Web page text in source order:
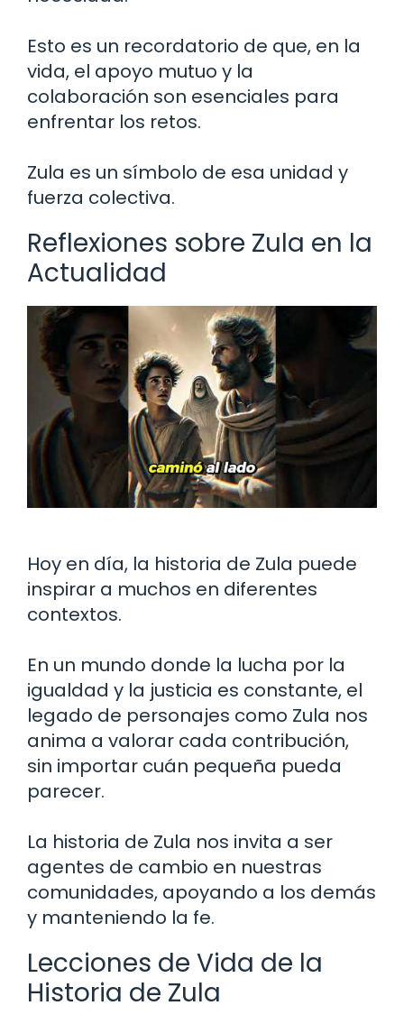
Esto es un recordatorio de que, en la
vida, el apoyo mutuo y la
colaboración son esenciales para
enfrentar los retos.
Zula es un símbolo de esa unidad y
fuerza colectiva.
Reflexiones sobre Zula en la
Actualidad
Hoy en día, la historia de Zula puede
inspirar a muchos en diferentes
contextos.
En un mundo donde la lucha por la
igualdad y la justicia es constante, el
legado de personajes como Zula nos
anima a valorar cada contribución,
sin importar cuán pequeña pueda
parecer.
La historia de Zula nos invita a ser
agentes de cambio en nuestras
comunidades, apoyando a los demás
y manteniendo la fe.
Lecciones de Vida de la
Historia de Zula